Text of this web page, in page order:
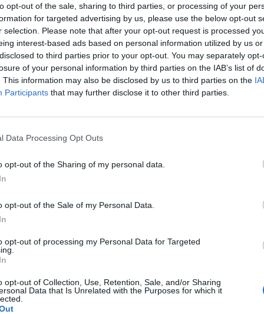
opt-out of the sale, sharing to third parties, or processing of your
for targeted advertising by us, please use the below opt-out
selection. Please note that after your opt-out request is processed
interest-based ads based on personal information utilized by us
to third parties prior to your opt-out. You may separately
of your personal information by third parties on the IAB’s list of
This information may also be disclosed by us to third parties on the
Participants that may further disclose it to other third parties.
Data Processing Opt Outs
opt-out of the Sharing of my personal data.
opt-out of the Sale of my Personal Data.
opt-out of processing my Personal Data for Targeted
opt-out of Collection, Use, Retention, Sale, and/or Sharing
Data that Is Unrelated with the Purposes for which it
Stalino mirties dieną, 1953 m. kovo 3 d. Studijavo
universitete, dirbo Gamtos apsaugos komiteto
darbininku, laikraščių redakcijose. J. Erlicko tekstų
sovietinės imperijos griūtis ir nepriklausomos
žmonių pastangos prisitaikyti prie naujos tikrovės,
ir visuomenės gyvenimo.